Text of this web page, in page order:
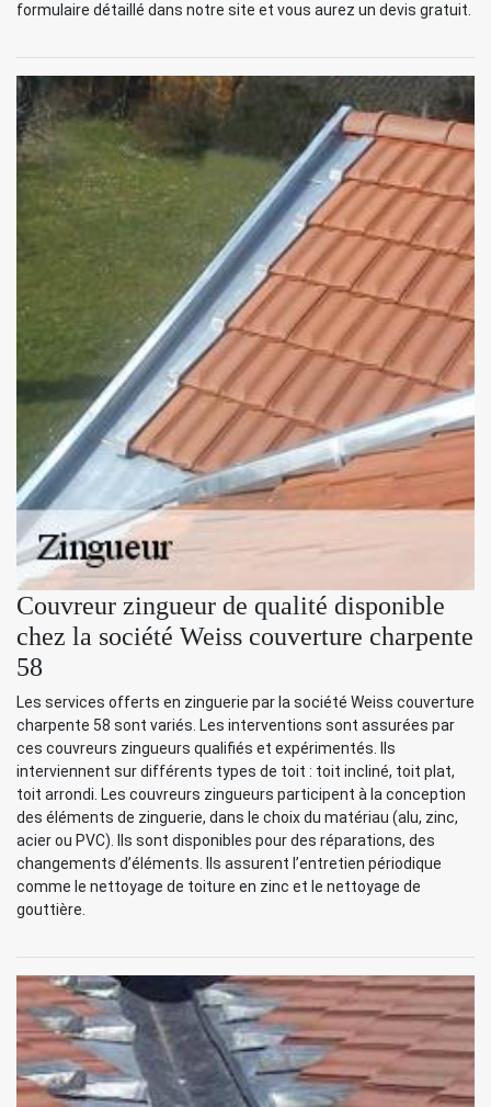
formulaire détaillé dans notre site et vous aurez un devis gratuit.
Couvreur zingueur de qualité disponible
chez la société Weiss couverture charpente
58
Les services offerts en zinguerie par la société Weiss couverture
charpente 58 sont variés. Les interventions sont assurées par
ces couvreurs zingueurs qualifiés et expérimentés. Ils
interviennent sur différents types de toit : toit incliné, toit plat,
toit arrondi. Les couvreurs zingueurs participent à la conception
des éléments de zinguerie, dans le choix du matériau (alu, zinc,
acier ou PVC). Ils sont disponibles pour des réparations, des
changements d’éléments. Ils assurent l’entretien périodique
comme le nettoyage de toiture en zinc et le nettoyage de
gouttière.